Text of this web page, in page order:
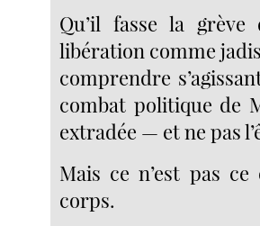
Qu’il fasse la
libération comme
comprendre
combat politique de
extradée — et ne pas
Mais ce n’est pas
corps.